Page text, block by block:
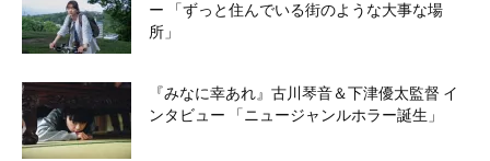
ー 「ずっと住んでいる街のような大事な場
所」
『みなに幸あれ』古川琴音＆下津優太監督 イ
ンタビュー 「ニュージャンルホラー誕生」